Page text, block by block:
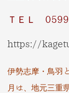
ＴＥＬ
https://
伊勢志摩・鳥羽
月は、地元三重